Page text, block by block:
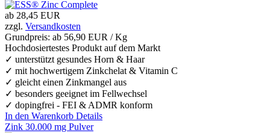
ab 28,45 EUR
zzgl. Versandkosten
Grundpreis: ab 56,90 EUR / Kg
Hochdosiertestes Produkt auf dem Markt
✓ unterstützt gesundes Horn & Haar
✓ mit hochwertigem Zinkchelat & Vitamin C
✓ gleicht einen Zinkmangel aus
✓ besonders geeignet im Fellwechsel
✓ dopingfrei - FEI & ADMR konform
In den Warenkorb Details
Zink 30.000 mg Pulver